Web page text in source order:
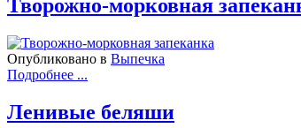
Творожно-морковная
Опубликовано в Выпечка
Подробнее ...
Ленивые беляши